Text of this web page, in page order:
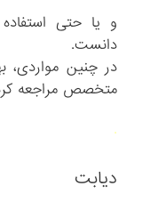
و یا حتی
دانست.
در چنین
متخصص مراجعه
.
دیابت